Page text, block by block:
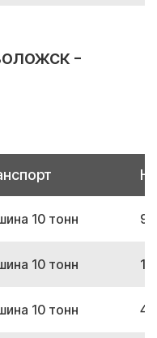
-
10 тонн
10 тонн
10 тонн